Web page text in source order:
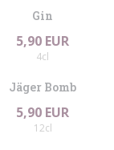
Gin
5,90 EUR
4cl
Jäger Bomb
5,90 EUR
12cl